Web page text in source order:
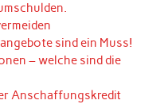
sind ein Muss!
– welche sind die
Anschaffungskredit